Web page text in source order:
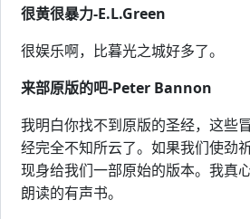
很黄很暴力-E.L.Green
很娱乐啊，比暮光之城好多了。
来部原版的吧-Peter Bannon
我明白你找不到原版的圣经，这些
经完全不知所云了。如果我们使劲
现身给我们一部原始的版本。我真
朗读的有声书。